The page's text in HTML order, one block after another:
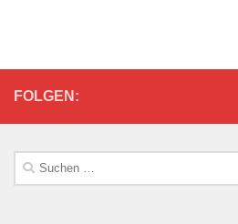
FOLGEN:
Suchen
nach: